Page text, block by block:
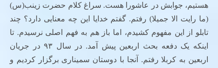
هستیم، جوابش در عاشورا هست. سراغ کلام حضرت زینب(س)
(ما رایت الا جمیلا) رفتم. گفتم خدایا این چه معنایی دارد؟ چند
تابلو از این مفهوم کشیدم، اما باز هم به فهم اصلی نرسیدم. تا
اینکه یک دفعه بحث اربعین پیش آمد. در سال ۹۳ در جریان
اربعین به کربلا رفتم. آنجا با دوستان سمیناری برگزار کردیم و